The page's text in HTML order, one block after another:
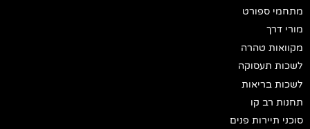
מתחמי ספורט
מורי דרך
מקוואות טהרה
לשכות תעסוקה
לשכות בריאות
תחנות רב קו
סוכני תיירות פנים